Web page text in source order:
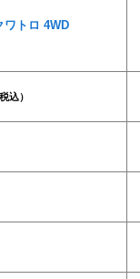
ワトロ 4WD
込）